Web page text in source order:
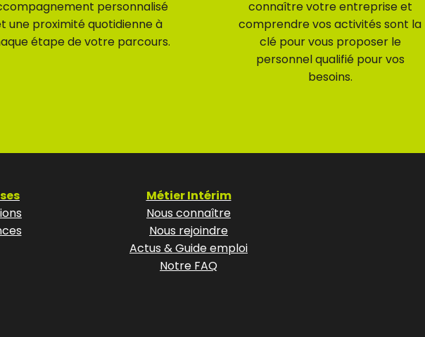
personnalisé
une proximité quotidienne à
étape de votre parcours.
connaître votre entreprise et
comprendre vos activités sont la
clé pour vous proposer le
personnel qualifié pour vos
besoins.
Métier Intérim
Nous connaître
Nous rejoindre
Actus & Guide emploi
Notre FAQ